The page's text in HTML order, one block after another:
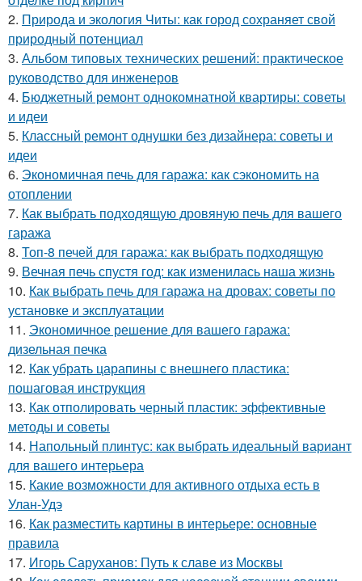
2. Природа и экология Читы: как город сохраняет свой
природный потенциал
3. Альбом типовых технических решений: практическое
руководство для инженеров
4. Бюджетный ремонт однокомнатной квартиры: советы
и идеи
5. Классный ремонт однушки без дизайнера: советы и
идеи
6. Экономичная печь для гаража: как сэкономить на
отоплении
7. Как выбрать подходящую дровяную печь для вашего
гаража
8. Топ-8 печей для гаража: как выбрать подходящую
9. Вечная печь спустя год: как изменилась наша жизнь
10. Как выбрать печь для гаража на дровах: советы по
установке и эксплуатации
11. Экономичное решение для вашего гаража:
дизельная печка
12. Как убрать царапины с внешнего пластика:
пошаговая инструкция
13. Как отполировать черный пластик: эффективные
методы и советы
14. Напольный плинтус: как выбрать идеальный вариант
для вашего интерьера
15. Какие возможности для активного отдыха есть в
Улан-Удэ
16. Как разместить картины в интерьере: основные
правила
17. Игорь Саруханов: Путь к славе из Москвы